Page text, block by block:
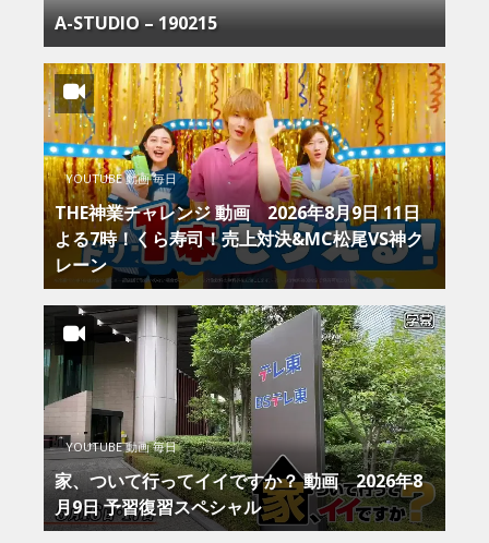
A-STUDIO – 190215
YOUTUBE 動画 毎日
THE神業チャレンジ 動画 2026年8月9日 11日
よる7時！くら寿司！売上対決&MC松尾VS神ク
レーン
YOUTUBE 動画 毎日
家、ついて行ってイイですか？ 動画 2026年8
月9日 予習復習スペシャル